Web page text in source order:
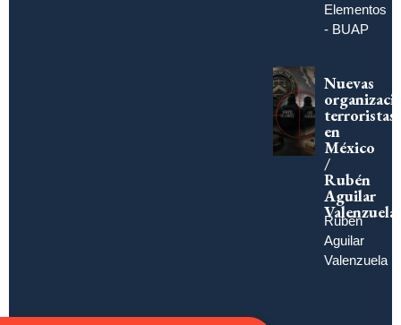
Elementos
- BUAP
Nuevas
terroristas
en
México
/
Rubén
Aguilar
Valenzuela
Rubén
Aguilar
Valenzuela